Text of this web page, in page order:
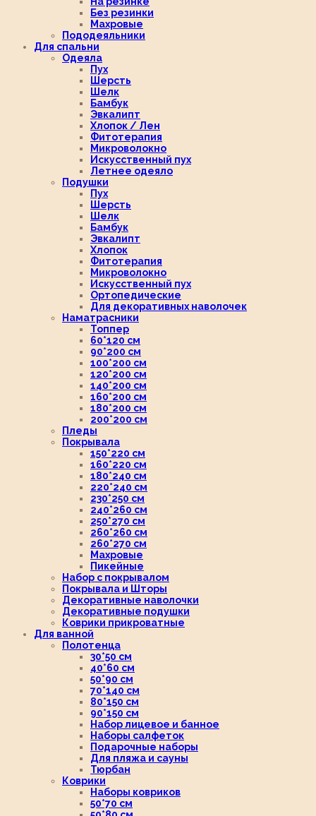
Без резинки
Махровые
Пододеяльники
Для спальни
Одеяла
Пух
Шерсть
Шелк
Бамбук
Эвкалипт
Хлопок / Лен
Фитотерапия
Микроволокно
Искусственный пух
Летнее одеяло
Подушки
Пух
Шерсть
Шелк
Бамбук
Эвкалипт
Хлопок
Фитотерапия
Микроволокно
Искусственный пух
Ортопедические
Для декоративных наволочек
Наматрасники
Топпер
60*120 см
90*200 см
100*200 см
120*200 см
140*200 см
160*200 см
180*200 см
200*200 см
Пледы
Покрывала
150*220 см
160*220 см
180*240 см
220*240 см
230*250 см
240*260 см
250*270 см
260*260 см
260*270 см
Махровые
Пикейные
Набор с покрывалом
Покрывала и Шторы
Декоративные наволочки
Декоративные подушки
Коврики прикроватные
Для ванной
Полотенца
30*50 см
40*60 см
50*90 см
70*140 см
80*150 см
90*150 см
Набор лицевое и банное
Наборы салфеток
Подарочные наборы
Для пляжа и сауны
Тюрбан
Коврики
Наборы ковриков
50*70 см